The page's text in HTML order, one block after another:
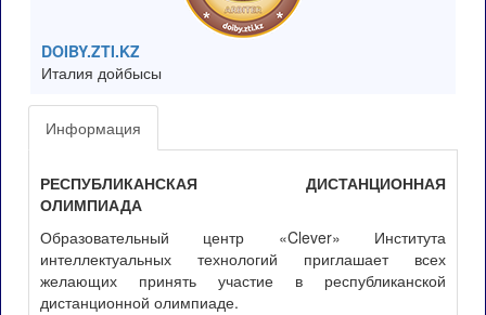
DOIBY.ZTI.KZ
Италия дойбысы
Информация
РЕСПУБЛИКАНСКАЯ ДИСТАНЦИОННАЯ
ОЛИМПИАДА
Образовательный центр «Clever» Института
интеллектуальных технологий приглашает всех
желающих принять участие в республиканской
дистанционной олимпиаде.